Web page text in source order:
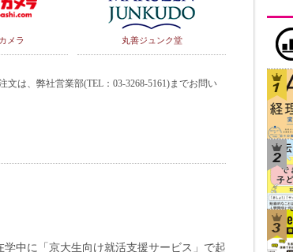
メラ 丸善ジュンク堂
は、弊社営業部(TEL：03-3268-5161)までお問い
中に「京大生向け就活支援サービス」で起